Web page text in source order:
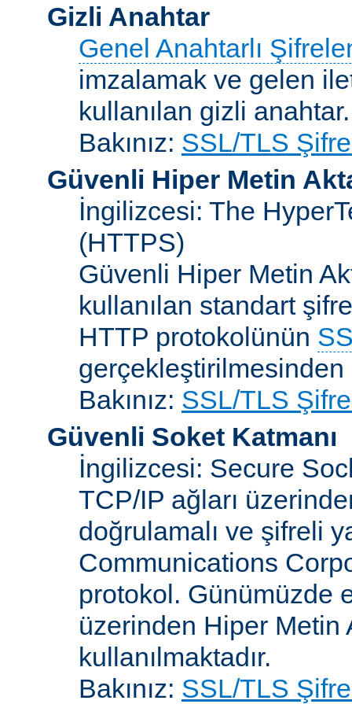
Gizli Anahtar
Genel Anahtarlı
imzalamak ve gelen
kullanılan gizli anahtar.
Bakınız: SSL/TLS
Güvenli Hiper Metin
İngilizcesi: The
(HTTPS)
Güvenli Hiper Metin
kullanılan standart
HTTP protokolünün
Bakınız: SSL/TLS
Güvenli Soket Katmanı
İngilizcesi: Secure
TCP/IP ağları
doğrulamalı ve şifreli
Communications
protokol. Günümüzde
üzerinden Hiper Metin
kullanılmaktadır.
Bakınız: SSL/TLS